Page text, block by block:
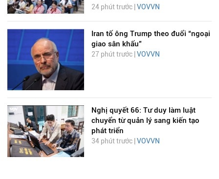
24 phút trước |VOVVN
Iran tố ông Trump theo đuổi “ngoại
giao sân khấu”
27 phút trước | VOVVN
Nghị quyết 66: Tư duy làm luật
chuyển từ quản lý sang kiến tạo
phát triển
34 phút trước |VOVVN